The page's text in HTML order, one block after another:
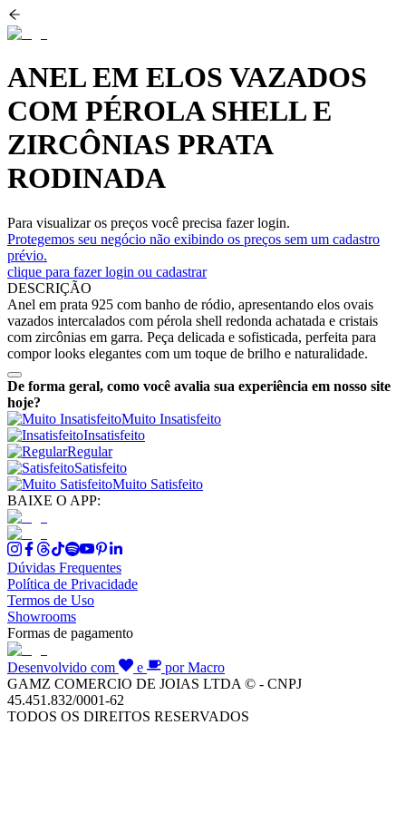
ANEL EM ELOS VAZADOS
COM PÉROLA SHELL E
ZIRCÔNIAS PRATA
RODINADA
Para visualizar os preços você precisa fazer login.
Protegemos seu negócio não exibindo os preços sem um cadastro
prévio.
clique para fazer login ou cadastrar
DESCRIÇÃO
Anel em prata 925 com banho de ródio, apresentando elos ovais
vazados intercalados com pérola shell redonda achatada e cristais
com zircônias em garra. Peça delicada e sofisticada, perfeita para
compor looks elegantes com um toque de brilho e naturalidade.
De forma geral, como você avalia sua experiência em nosso site
hoje?
Muito Insatisfeito
Insatisfeito
Regular
Satisfeito
Muito Satisfeito
BAIXE O APP:
Dúvidas Frequentes
Política de Privacidade
Termos de Uso
Showrooms
Formas de pagamento
Desenvolvido com e
por Macro
GAMZ COMERCIO DE JOIAS LTDA © - CNPJ
45.451.832/0001-62
TODOS OS DIREITOS RESERVADOS